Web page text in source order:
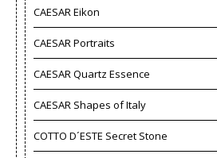
CAESAR Eikon
CAESAR Portraits
CAESAR Quartz Essence
CAESAR Shapes of Italy
COTTO D´ESTE Secret Stone